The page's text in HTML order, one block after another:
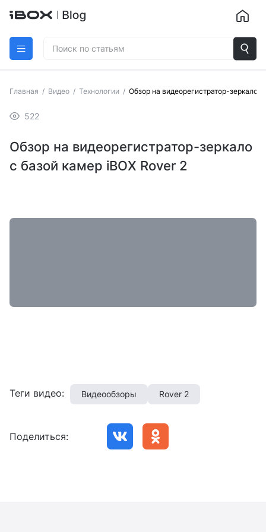
Главная / Видео / Технологии / Обзор на видеорегистратор-зеркало
522
Обзор на видеорегистратор-зеркало
с базой камер iBOX Rover 2
Теги видео: Видеообзоры Rover 2
Поделиться: